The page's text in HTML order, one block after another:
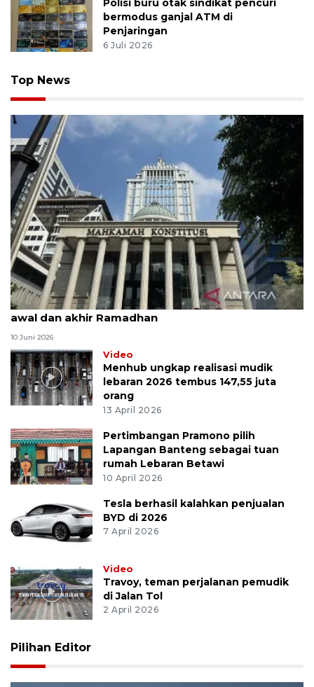
Polisi buru otak sindikat pencuri
bermodus ganjal ATM di
Penjaringan
6 Juli 2026
Top News
MK uji materi UU Peradilan Agama perihal isbat
awal dan akhir Ramadhan
10 Juni 2026
Video
Menhub ungkap realisasi mudik
lebaran 2026 tembus 147,55 juta
orang
13 April 2026
Pertimbangan Pramono pilih
Lapangan Banteng sebagai tuan
rumah Lebaran Betawi
10 April 2026
Tesla berhasil kalahkan penjualan
BYD di 2026
7 April 2026
Video
Travoy, teman perjalanan pemudik
di Jalan Tol
2 April 2026
Pilihan Editor